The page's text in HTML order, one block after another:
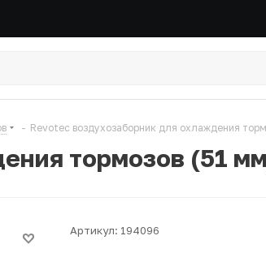
- Revotec воздухозаборник для охлаждения
тормозов (51
Артикул: 194096